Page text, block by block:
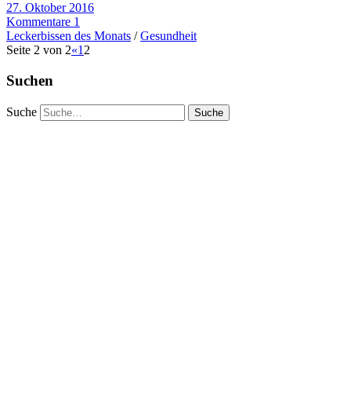
27. Oktober 2016
Kommentare 1
Leckerbissen des Monats /Gesundheit
Seite 2 von 2«1 2
Suchen
Suche